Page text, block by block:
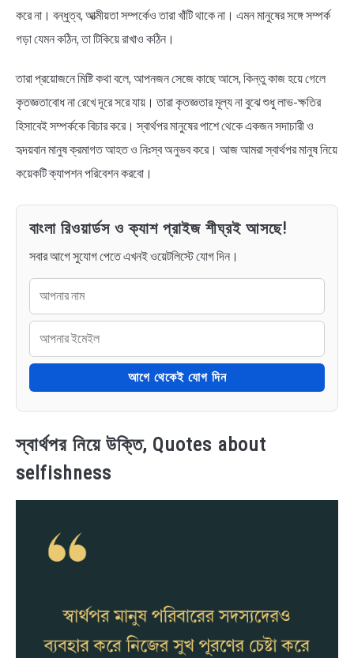
করে না। বন্ধুত্ব, আত্মীয়তা সম্পর্কেও তারা খাঁটি থাকে না। এমন মানুষের সঙ্গে সম্পর্ক
গড়া যেমন কঠিন, তা টিকিয়ে রাখাও কঠিন।
তারা প্রয়োজনে মিষ্টি কথা বলে, আপনজন সেজে কাছে আসে, কিন্তু কাজ হয়ে গেলে
কৃতজ্ঞতাবোধ না রেখে দূরে সরে যায়। তারা কৃতজ্ঞতার মূল্য না বুঝে শুধু লাভ-ক্ষতির
হিসাবেই সম্পর্ককে বিচার করে। স্বার্থপর মানুষের পাশে থেকে একজন সদাচারী ও
হৃদয়বান মানুষ ক্রমাগত আহত ও নিঃস্ব অনুভব করে। আজ আমরা স্বার্থপর মানুষ নিয়ে
কয়েকটি ক্যাপশন পরিবেশন করবো।
বাংলা রিওয়ার্ডস ও ক্যাশ প্রাইজ শীঘ্রই আসছে!
সবার আগে সুযোগ পেতে এখনই ওয়েটলিস্টে যোগ দিন।
আগে থেকেই যোগ দিন
স্বার্থপর নিয়ে উক্তি, Quotes about
selfishness